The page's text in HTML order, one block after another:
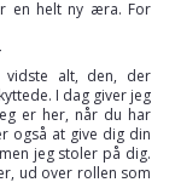
en helt ny æra. For
vidste alt, den, der
I dag giver jeg
er her, når du har
også at give dig din
jeg stoler på dig.
ud over rollen som